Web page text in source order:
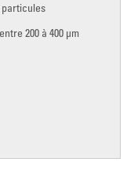
particules
200 à 400 µm